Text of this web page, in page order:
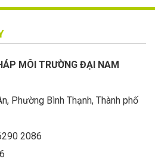
MÔI TRƯỜNG ĐẠI NAM
Phường Bình Thạnh, Thành phố
2086